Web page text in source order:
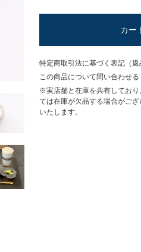
カー
特定商取引法に基づく表記（返
この商品について問い合わせる
※実店舗と在庫を共有してお
ては在庫が欠品する場合がご
いたします。